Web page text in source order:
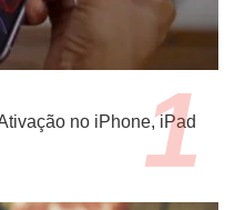
no iPhone, iPad